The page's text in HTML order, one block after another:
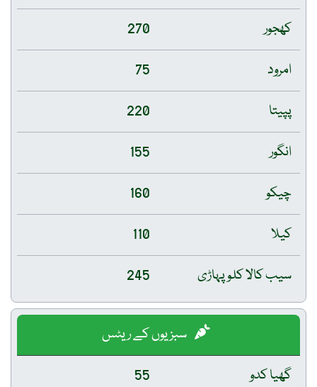
کھجور
270
امرود
75
پپیتا
220
انگور
155
چیکو
160
کیلا
110
سیب کالا کلو پہاڑی
245
سبزیوں کے ریٹس
گھیا کدو
55